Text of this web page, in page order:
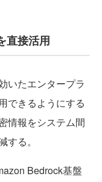
直接活用
いたエンタープラ
できるようにする
情報をシステム間
る。
Bedrock基盤